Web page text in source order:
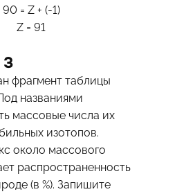
90 = Z + (-1)
Z = 91
фрагмент таблицы
названиями
массовые числа их
изотопов.
около массового
распространенность
(в %). Запишите